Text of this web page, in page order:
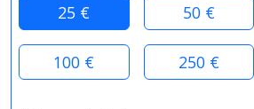
25 € 50 €
100 € 250 €